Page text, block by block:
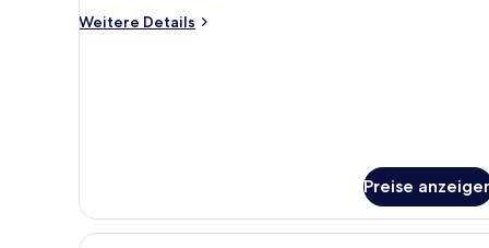
Weitere Details
Weitere
Preise